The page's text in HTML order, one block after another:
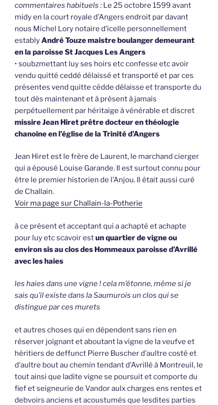
commentaires habituels : Le 25 octobre 1599 avant
midy en la court royale d’Angers endroit par davant
nous Michel Lory notaire d’icelle personnellement
establyAndré Touze maistre boulanger demeurant
en la paroisse St Jacques Les Angers
• soubzmettant luy ses hoirs etc confesse etc avoir
vendu quitté ceddé délaissé et transporté et par ces
présentes vend quitte cèdde délaisse et transporte du
tout dès maintenant et à présent à jamais
perpétuellement par héritaige à vénérable et discret
missire Jean Hiret prêtre docteur en théologie
chanoine en l’église de la Trinité d’Angers
Jean Hiret est le frère de Laurent, le marchand cierger
qui a épousé Louise Garande. Il est surtout connu pour
être le premier historien de l’Anjou. Il était aussi curé
de Challain.
Voir ma page sur Challain-la-Potherie
à ce présent et acceptant qui a achapté et achapte
pour luy etc scavoir estun quartier de vigne ou
environ sis au clos des Hommeaux paroisse d’Avrillé
avec les haies
les haies dans une vigne ! cela m’étonne, même si je
sais qu’il existe dans la Saumurois un clos qui se
distingue par ces murets
et autres choses qui en dépendent sans rien en
réserver joignant et aboutant la vigne de la veufve et
héritiers de deffunct Pierre Buscher d’aultre costé et
d’aultre bout au chemin tendant d’Avrillé à Montreuil, le
tout ainsi que ladite vigne se poursuit et comporte du
fief et seigneurie de Vandor aulx charges ens rentes et
debvoirs anciens et acoustumés que lesdites parties